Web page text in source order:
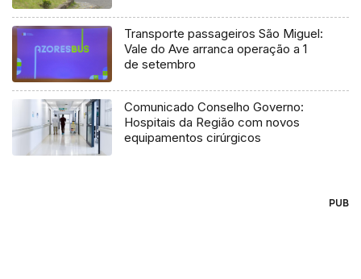
Transporte passageiros São Miguel:
Vale do Ave arranca operação a 1
de setembro
Comunicado Conselho Governo:
Hospitais da Região com novos
equipamentos cirúrgicos
PUB